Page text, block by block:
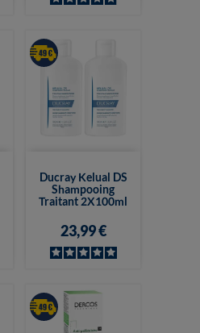
Ducray Kelual DS
Shampooing
Traitant 2X100ml
23,99 €